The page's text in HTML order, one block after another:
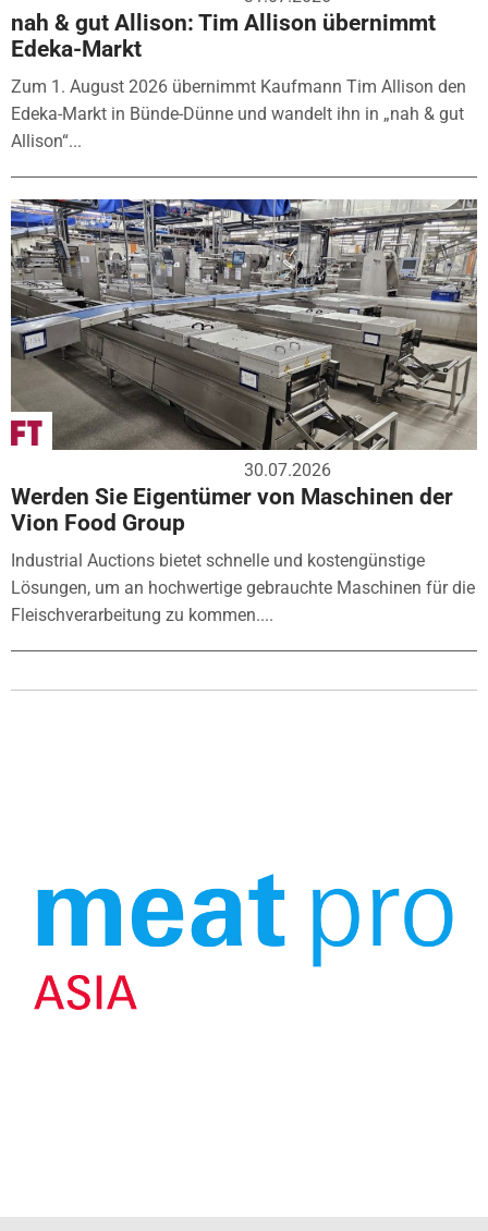
nah & gut Allison: Tim Allison übernimmt
Edeka-Markt
Zum 1. August 2026 übernimmt Kaufmann Tim Allison den
Edeka-Markt in Bünde-Dünne und wandelt ihn in „nah & gut
Allison“...
30.07.2026
Werden Sie Eigentümer von Maschinen der
Vion Food Group
Industrial Auctions bietet schnelle und kostengünstige
Lösungen, um an hochwertige gebrauchte Maschinen für die
Fleischverarbeitung zu kommen....